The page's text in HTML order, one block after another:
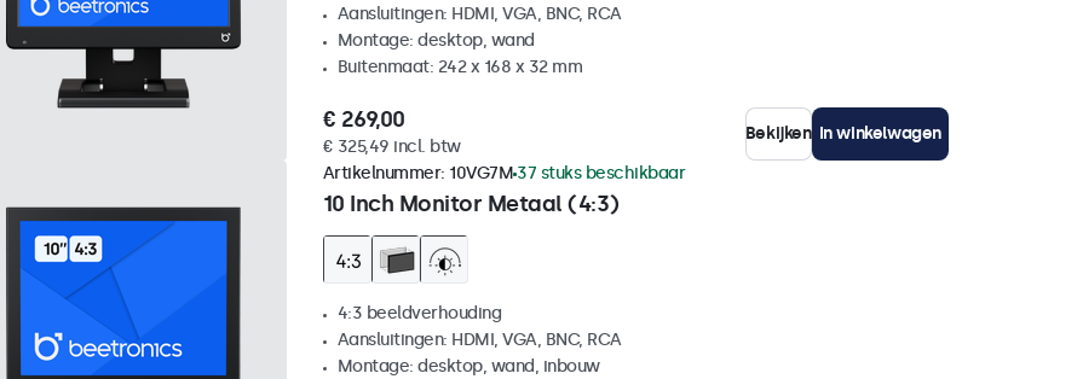
Aansluitingen: HDMI, VGA, BNC, RCA
Montage: desktop, wand
Buitenmaat: 242 x 168 x 32 mm
€ 269,00
€ 325,49 incl. btw
Bekijken In winkelwagen
10 Inch Monitor Metaal (4:3)
Artikelnummer: 10VG7M 37 stuks beschikbaar
4:3 beeldverhouding
Aansluitingen: HDMI, VGA, BNC, RCA
Montage: desktop, wand, inbouw